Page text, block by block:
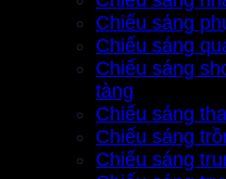
Chiếu sáng
Chiếu sáng
Chiếu sáng
tàng
Chiếu sáng
Chiếu sáng
Chiếu sáng